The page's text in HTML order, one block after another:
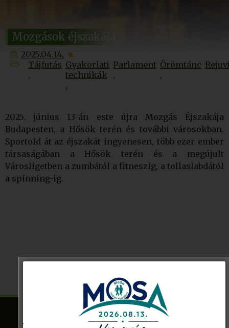
Mozgások éjszakája
2025.04.14.
Tájfutás Gyakorlati
technikák
Parlament Örömtánc
2025. június 13-án este újra Mozgás Éjszakája
Budapesten, a Hősök terén és további városokban.
Sportold át az éjszakát ingyenesen, több ezer ember
társaságában a Hősök terén és a megújult
Városligetben a zumbától a fitneszig, a tollaslabdától
a spinning-ig.